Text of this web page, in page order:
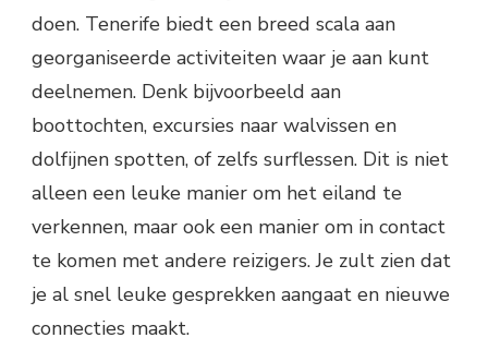
doen. Tenerife biedt een breed scala aan
georganiseerde activiteiten waar je aan kunt
deelnemen. Denk bijvoorbeeld aan
boottochten, excursies naar walvissen en
dolfijnen spotten, of zelfs surflessen. Dit is niet
alleen een leuke manier om het eiland te
verkennen, maar ook een manier om in contact
te komen met andere reizigers. Je zult zien dat
je al snel leuke gesprekken aangaat en nieuwe
connecties maakt.